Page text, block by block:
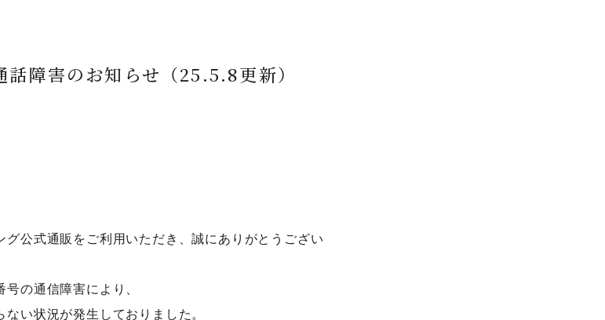
話障害のお知らせ（25.5.8更新）
グ公式通販をご利用いただき、誠にありがとうござい
の通信障害により、
い状況が発生しておりました。